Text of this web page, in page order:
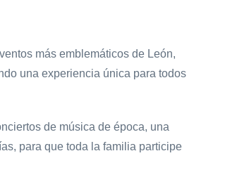
más emblemáticos de León,
una experiencia única para todos
de música de época, una
para que toda la familia participe